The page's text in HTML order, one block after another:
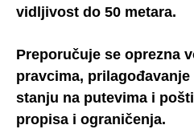
vidljivost do 50 metara.
Preporučuje se oprezna
pravcima,
stanju na putevima i
propisa i ograničenja.